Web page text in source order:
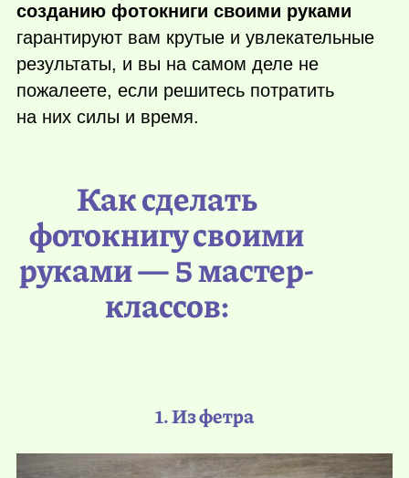
созданию фотокниги своими руками
гарантируют вам крутые и увлекательные
результаты, и вы на самом деле не
пожалеете, если решитесь потратить
на них силы и время.
Как сделать
фотокнигу своими
руками — 5 мастер-
классов:
1. Из фетра